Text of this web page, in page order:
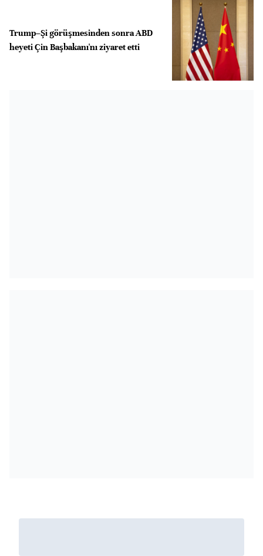
Trump–Şi görüşmesinden sonra ABD
heyeti Çin Başbakanı'nı ziyaret etti